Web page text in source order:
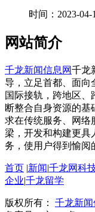
时间：2023-04-
网站简介
千龙新闻信息网千龙
导，立足首都、面向
国际接轨，跨地区、
断整合自身资源的基
求在传统服务、网络
梁，开发和构建更具
务，使用户得到愉阅
首页 |新闻|千龙网科
企业|千龙留学
版权所有： 千龙新闻